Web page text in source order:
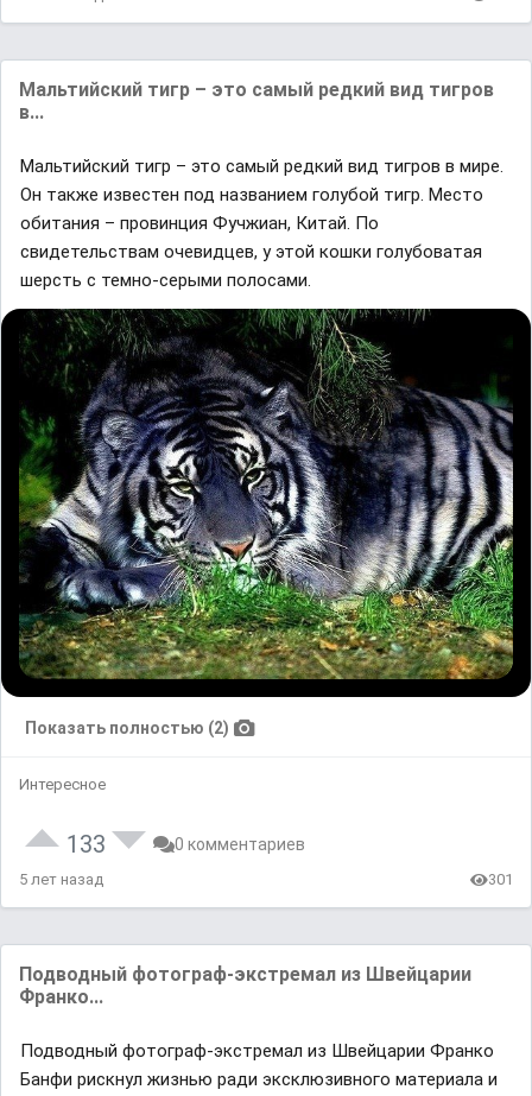
Мальтийский тигр – это самый редкий вид тигров
в...
Мальтийский тигр – это самый редкий вид тигров в мире.
Он также известен под названием голубой тигр. Место
обитания – провинция Фучжиан, Китай. По
свидетельствам очевидцев, у этой кошки голубоватая
шерсть с темно-серыми полосами.
Показать полностью (2)
Интересное
133 0 комментариев
5 лет назад 301
Подводный фотограф-экстремал из Швейцарии
Франко...
Подводный фотограф-экстремал из Швейцарии Франко
Банфи рискнул жизнью ради эксклюзивного материала и